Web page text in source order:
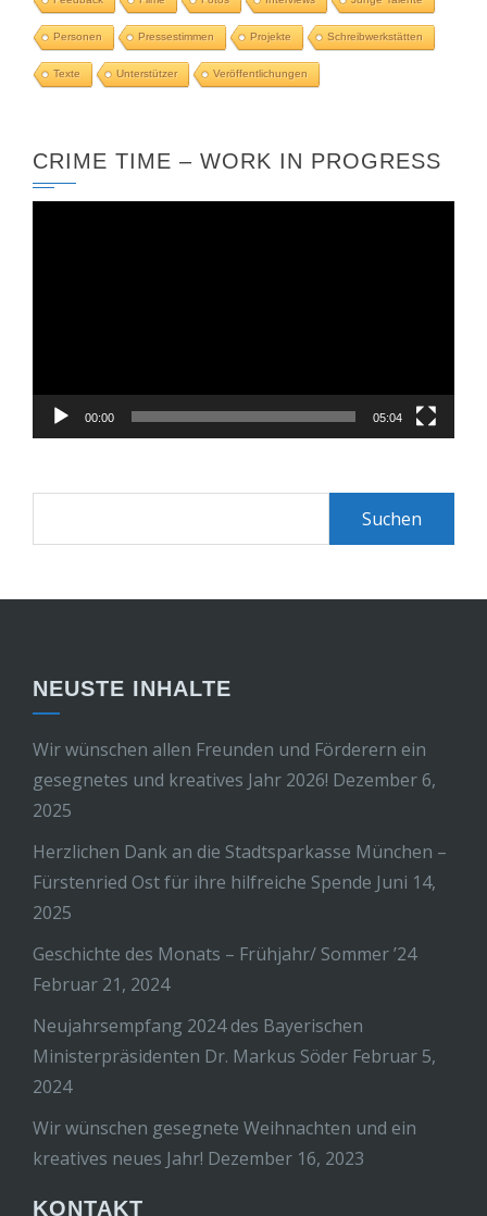
Personen Pressestimmen Projekte Schreibwerkstätten
Texte Unterstützer Veröffentlichungen
CRIME TIME – WORK IN PROGRESS
00:00 05:04
NEUSTE INHALTE
Wir wünschen allen Freunden und Förderern ein
gesegnetes und kreatives Jahr 2026! Dezember 6,
2025
Herzlichen Dank an die Stadtsparkasse München –
Fürstenried Ost für ihre hilfreiche Spende Juni 14,
2025
Geschichte des Monats – Frühjahr/ Sommer ’24
Februar 21, 2024
Neujahrsempfang 2024 des Bayerischen
Ministerpräsidenten Dr. Markus Söder Februar 5,
2024
Wir wünschen gesegnete Weihnachten und ein
kreatives neues Jahr! Dezember 16, 2023
KONTAKT